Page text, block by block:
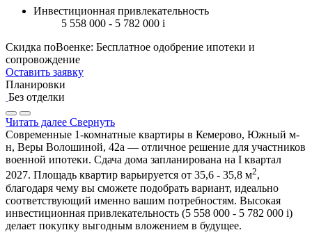
Инвестиционная привлекательность
5 558 000 - 5 782 000 i
Скидка поВоенке: Бесплатное одобрение ипотеки и
сопровождение
Оставить заявку
Планировки
Без отделки
Читать далее Свернуть
Современные 1-комнатные квартиры в Кемерово, Южный м-
н, Веры Волошиной, 42а — отличное решение для участников
военной ипотеки. Сдача дома запланирована на I квартал
2027. Площадь квартир варьируется от 35,6 - 35,8 м2,
благодаря чему вы сможете подобрать вариант, идеально
соответствующий именно вашим потребностям. Высокая
инвестиционная привлекательность (5 558 000 - 5 782 000 i)
делает покупку выгодным вложением в будущее.